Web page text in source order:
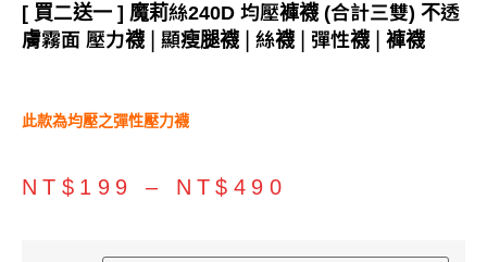
[ 買二送一 ] 魔莉絲240D 均壓褲襪 (合計三雙) 不透
膚霧面 壓力襪 | 顯瘦腿襪 | 絲襪 | 彈性襪 | 褲襪
此款為均壓之彈性壓力襪
NT$ 199 – NT$ 490